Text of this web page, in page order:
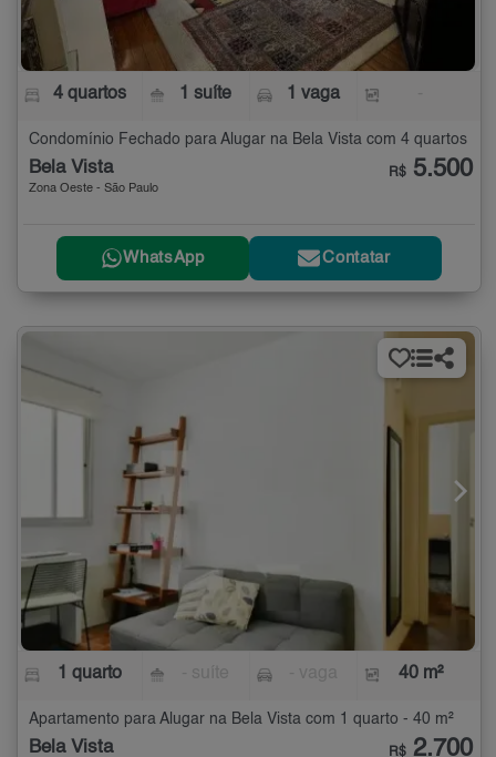
4 quartos 1 suíte 1 vaga
Condomínio Fechado para Alugar na Bela Vista com 4 quartos
Bela Vista
Zona Oeste - São Paulo
R$ 5.500
WhatsApp Contatar
1 quarto 40 m²
Apartamento para Alugar na Bela Vista com 1 quarto - 40 m²
Bela Vista R$ 2.700